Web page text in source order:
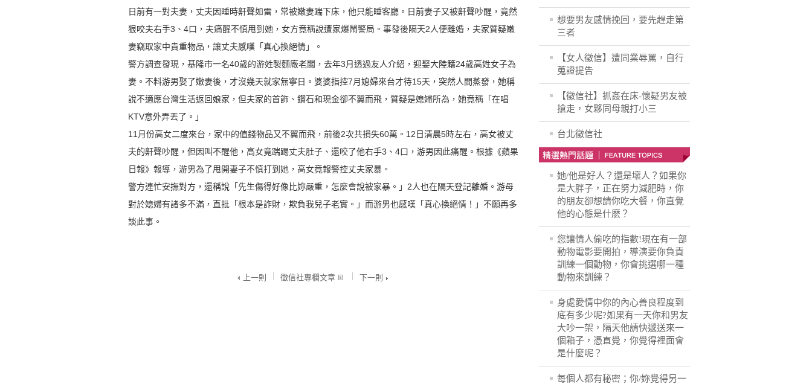
日前有一對夫妻，丈夫因睡時鼾聲如雷，常被嫩妻踹下床，他只能睡客廳。日前妻子又被鼾聲吵醒，竟然
狠咬夫右手3、4口，夫痛醒不慎甩到她，女方竟稱說遭家爆鬧警局。事發後隔天2人便離婚，夫家質疑嫩
妻竊取家中貴重物品，讓丈夫感嘆「真心換絕情」。
警方調查發現，基隆市一名40歲的游姓製麵廠老闆，去年3月透過友人介紹，迎娶大陸籍24歲高姓女子為
妻。不料游男娶了嫩妻後，才沒幾天就家無寧日。婆婆指控7月媳婦來台才待15天，突然人間蒸發，她稱
說不適應台灣生活返回娘家，但夫家的首飾、鑽石和現金卻不翼而飛，質疑是媳婦所為，她竟稱「在唱
KTV意外弄丟了。」
11月份高女二度來台，家中的值錢物品又不翼而飛，前後2次共損失60萬。12日清晨5時左右，高女被丈
夫的鼾聲吵醒，但因叫不醒他，高女竟踹踢丈夫肚子、還咬了他右手3、4口，游男因此痛醒。根據《蘋果
日報》報導，游男為了甩開妻子不慎打到她，高女竟報警控丈夫家暴。
警方連忙安撫對方，還稱說「先生傷得好像比妳嚴重，怎麼會說被家暴。」2人也在隔天登記離婚。游母
對於媳婦有諸多不滿，直批「根本是詐財，欺負我兒子老實。」而游男也感嘆「真心換絕情！」不願再多
談此事。
上一則 徵信社專欄文章 下一則
想要男友感情挽回，要先趕走第
三者
【女人徵信】遭同業辱罵，自行
蒐證提告
【徵信社】抓姦在床-懷疑男友被
搶走，女夥同母親打小三
台北徵信社
她/他是好人？還是壞人？如果你
是大胖子，正在努力減肥時，你
的朋友卻想請你吃大餐，你直覺
他的心態是什麽？
您讓情人偷吃的指數!現在有一部
動物電影要開拍，導演要你負責
訓練一個動物，你會挑選哪一種
動物來訓練？
身處愛情中你的內心善良程度到
底有多少呢?如果有一天你和男友
大吵一架，隔天他請快遞送來一
個箱子，憑直覺，你覺得裡面會
是什麼呢？
每個人都有秘密；你/妳覺得另一